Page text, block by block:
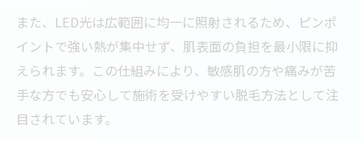
痛みの不安を減らすLED脱毛利用法
敏感部位もLED脱毛なら続けやすい体験談
VIOや脇にもLED脱毛が選ばれる理由
敏感部位の脱毛痛み体験とLEDの効果
また、LED光は広範囲に均一に照射されるため、ピンポ
イントで強い熱が集中せず、肌表面の負担を最小限に抑
えられます。この仕組みにより、敏感肌の方や痛みが苦
手な方でも安心して施術を受けやすい脱毛方法として注
目されています。